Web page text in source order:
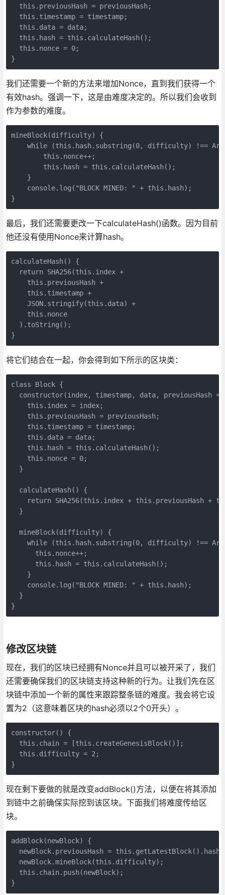
  this.previousHash = previousHash;
  this.timestamp = timestamp;
  this.data = data;
  this.hash = this.calculateHash();
  this.nonce = 0;
我们还需要一个新的方法来增加Nonce，直到我们获得一个
有效hash。强调一下，这是由难度决定的。所以我们会收到
作为参数的难度。
mineBlock(difficulty) {
while (this.hash.substring(0, difficulty) !==
        this.nonce++;
        this.hash = this.calculateHash();
    }
    console.log("BLOCK MINED: " + this.hash);
最后，我们还需要更改一下calculateHash()函数。因为目前
他还没有使用Nonce来计算hash。
calculateHash() {
  return SHA256(this.index +
    this.previousHash +
    this.timestamp +
    JSON.stringify(this.data) +
    this.nonce
  ).toString();
将它们结合在一起，你会得到如下所示的区块类：
class Block {
constructor(index, timestamp, data, previousHash =
    this.index = index;
    this.previousHash = previousHash;
    this.timestamp = timestamp;
    this.data = data;
    this.hash = this.calculateHash();
    this.nonce = 0;
  }
  calculateHash() {
return SHA256(this.index + this.previousHash +
  }
  mineBlock(difficulty) {
while (this.hash.substring(0, difficulty) !==
      this.nonce++;
      this.hash = this.calculateHash();
    }
    console.log("BLOCK MINED: " + this.hash);
  }
}
修改区块链
现在，我们的区块已经拥有Nonce并且可以被开采了，我们
还需要确保我们的区块链支持这种新的行为。让我们先在区
块链中添加一个新的属性来跟踪整条链的难度。我会将它设
置为2（这意味着区块的hash必须以2个0开头）。
constructor() {
  this.chain = [this.createGenesisBlock()];
  this.difficulty = 2;
现在剩下要做的就是改变addBlock()方法，以便在将其添加
到链中之前确保实际挖到该区块。下面我们将难度传给区
块。
addBlock(newBlock) {
  newBlock.previousHash = this.getLatestBlock().hash;
  newBlock.mineBlock(this.difficulty);
  this.chain.push(newBlock);